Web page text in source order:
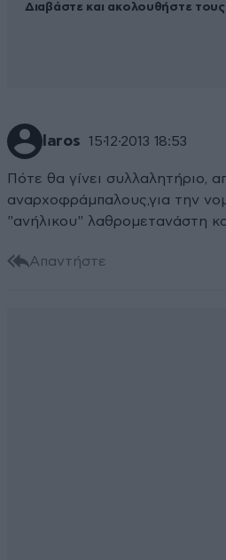
Διαβάστε και ακολουθήστε
laros 15·12·2013 18:53
Πότε θα γίνει συλλαλητήριο,
αναρχοφράμπαλους,για την
"ανήλικου" λαθρομετανάστη
Απαντήστε